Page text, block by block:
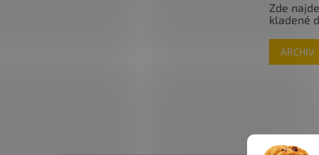
Zde
kladené
ARCHIV